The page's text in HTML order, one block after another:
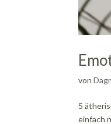
von
5
einfach